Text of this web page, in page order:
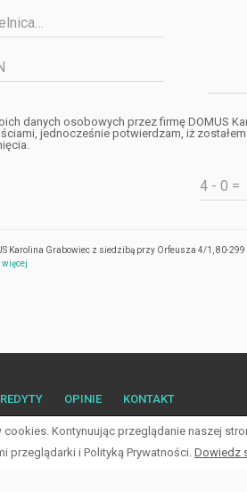
danych osobowych przez firmę DOMUS
jednocześnie potwierdzam, iż
Karolina Grabowiec z siedzibą przy Orfeusza 4/1, 80-
OPINIE KONTAKT
cookies. Kontynuując przeglądanie naszej
przeglądarki i Polityką Prywatności. Dowiedz